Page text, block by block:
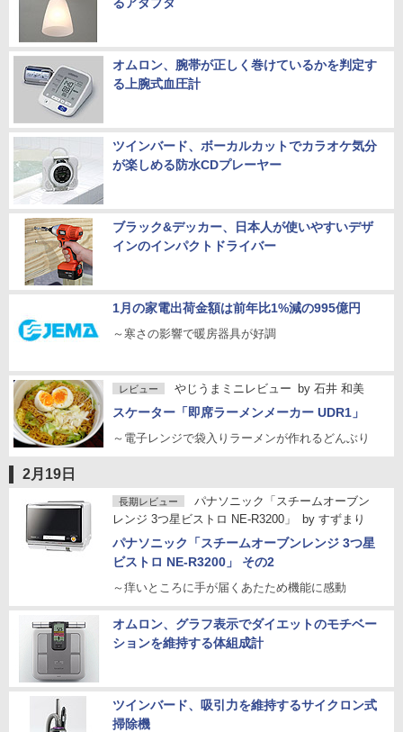
オムロン、腕帯が正しく巻けているかを判定す
る上腕式血圧計
ツインバード、ボーカルカットでカラオケ気分
が楽しめる防水CDプレーヤー
ブラック&デッカー、日本人が使いやすいデザ
インのインパクトドライバー
1月の家電出荷金額は前年比1%減の995億円
～寒さの影響で暖房器具が好調
レビュー やじうまミニレビュー by 石井 和美
スケーター「即席ラーメンメーカー UDR1」
～電子レンジで袋入りラーメンが作れるどんぶり
2月19日
長期レビュー
パナソニック「スチームオーブン
レンジ 3つ星ビストロ NE-R3200」
by すずまり
パナソニック「スチームオーブンレンジ 3つ星
ビストロ NE-R3200」 その2
～痒いところに手が届くあたため機能に感動
オムロン、グラフ表示でダイエットのモチベー
ションを維持する体組成計
ツインバード、吸引力を維持するサイクロン式
掃除機